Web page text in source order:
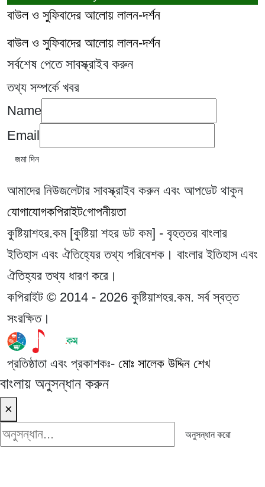
বাউল ও সুফিবাদের আলোয় লালন-দর্শন
বাউল ও সুফিবাদের আলোয় লালন-দর্শন
সর্বশেষ পেতে সাবস্ক্রাইব করুন
তথ্য সম্পর্কে খবর
Name
Email
আমাদের নিউজলেটার সাবস্ক্রাইব করুন এবং আপডেট থাকুন
যোগাযোগকপিরাইটগোপনীয়তা
কুষ্টিয়াশহর.কম [কুষ্টিয়া শহর ডট কম] - বৃহত্তর বাংলার
ইতিহাস এবং ঐতিহ্যের তথ্য পরিবেশক। বাংলার ইতিহাস এবং
ঐতিহ্যর তথ্য ধারণ করে।
কপিরাইট © 2014 - 2026 কুষ্টিয়াশহর.কম. সর্ব স্বত্ত
সংরক্ষিত।
প্রতিষ্ঠাতা এবং প্রকাশকঃ- মোঃ সালেক উদ্দিন শেখ
বাংলায় অনুসন্ধান করুন
×
অনুসন্ধান করো
অনুসন্ধান করো